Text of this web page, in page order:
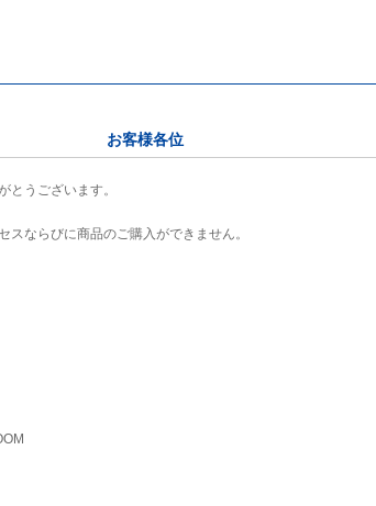
お客様各位
とうございます。
ならびに商品のご購入ができません。